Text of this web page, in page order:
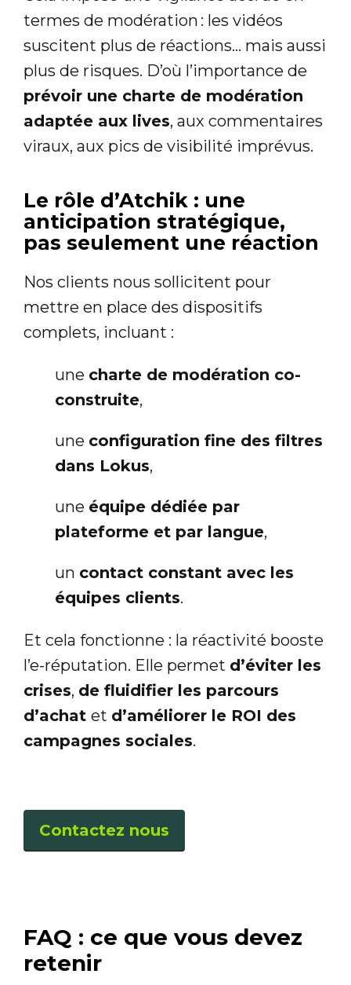
termes de modération : les vidéos
suscitent plus de réactions… mais aussi
plus de risques. D’où l’importance de
prévoir une charte de modération
adaptée aux lives, aux commentaires
viraux, aux pics de visibilité imprévus.
Le rôle d’Atchik : une
anticipation stratégique,
pas seulement une réaction
Nos clients nous sollicitent pour
mettre en place des dispositifs
complets, incluant :
une charte de modération co-
construite,
une configuration fine des filtres
dans Lokus,
une équipe dédiée par
plateforme et par langue,
un contact constant avec les
équipes clients.
Et cela fonctionne : la réactivité booste
l’e-réputation. Elle permet d’éviter les
crises, de fluidifier les parcours
d’achat et d’améliorer le ROI des
campagnes sociales.
Contactez nous
FAQ : ce que vous devez
retenir